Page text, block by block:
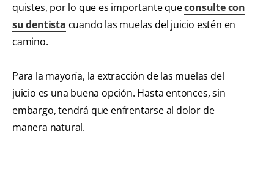
quistes, por lo que es importante queconsulte con
su dentista cuando las muelas del juicio estén en
camino.
Para la mayoría, la extracción de las muelas del
juicio es una buena opción. Hasta entonces, sin
embargo, tendrá que enfrentarse al dolor de
manera natural.